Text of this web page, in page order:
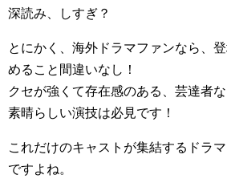
深読み、しすぎ？
とにかく、海外ドラマファンなら、
めること間違いなし！
クセが強くて存在感のある、芸達者な
素晴らしい演技は必見です！
これだけのキャストが集結するドラ
ですよね。